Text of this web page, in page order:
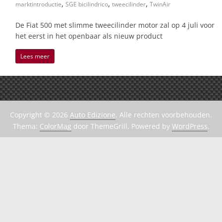
marktintroductie, SGE bicilindrico, tweecilinder, TwinAir
De Fiat 500 met slimme tweecilinder motor zal op 4 juli voor
het eerst in het openbaar als nieuw product
Lees meer
Copyright © 2026 Auto Edizione. Alle rechten voorbehouden.
Thema: ColorMag door ThemeGrill. Powered by WordPress.